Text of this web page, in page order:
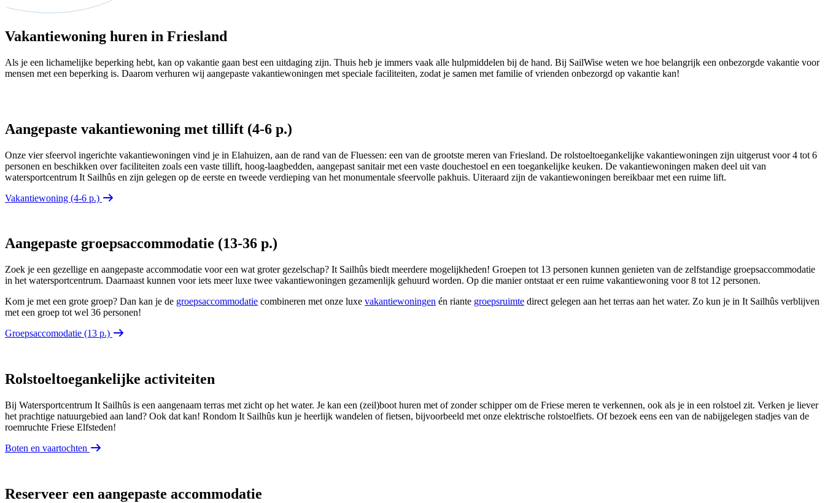
Vakantiewoning huren in Friesland
Als je een lichamelijke beperking hebt, kan op vakantie gaan best een uitdaging zijn. Thuis heb je immers vaak alle hulpmiddelen bij de hand. Bij SailWise weten we hoe belangrijk een onbezorgde vakantie voor
mensen met een beperking is. Daarom verhuren wij aangepaste vakantiewoningen met speciale faciliteiten, zodat je samen met familie of vrienden onbezorgd op vakantie kan!
Aangepaste vakantiewoning met tillift (4-6 p.)
Onze vier sfeervol ingerichte vakantiewoningen vind je in Elahuizen, aan de rand van de Fluessen: een van de grootste meren van Friesland. De rolstoeltoegankelijke vakantiewoningen zijn uitgerust voor 4 tot 6
personen en beschikken over faciliteiten zoals een vaste tillift, hoog-laagbedden, aangepast sanitair met een vaste douchestoel en een toegankelijke keuken. De vakantiewoningen maken deel uit van
watersportcentrum It Sailhûs en zijn gelegen op de eerste en tweede verdieping van het monumentale sfeervolle pakhuis. Uiteraard zijn de vakantiewoningen bereikbaar met een ruime lift.
Vakantiewoning (4-6 p.)
Aangepaste groepsaccommodatie (13-36 p.)
Zoek je een gezellige en aangepaste accommodatie voor een wat groter gezelschap? It Sailhûs biedt meerdere mogelijkheden! Groepen tot 13 personen kunnen genieten van de zelfstandige groepsaccommodatie
in het watersportcentrum. Daarnaast kunnen voor iets meer luxe twee vakantiewoningen gezamenlijk gehuurd worden. Op die manier ontstaat er een ruime vakantiewoning voor 8 tot 12 personen.
Kom je met een grote groep? Dan kan je de groepsaccommodatie combineren met onze luxe vakantiewoningen én riante groepsruimte direct gelegen aan het terras aan het water. Zo kun je in It Sailhûs verblijven
met een groep tot wel 36 personen!
Groepsaccomodatie (13 p.)
Rolstoeltoegankelijke activiteiten
Bij Watersportcentrum It Sailhûs is een aangenaam terras met zicht op het water. Je kan een (zeil)boot huren met of zonder schipper om de Friese meren te verkennen, ook als je in een rolstoel zit. Verken je liever
het prachtige natuurgebied aan land? Ook dat kan! Rondom It Sailhûs kun je heerlijk wandelen of fietsen, bijvoorbeeld met onze elektrische rolstoelfiets. Of bezoek eens een van de nabijgelegen stadjes van de
roemruchte Friese Elfsteden!
Boten en vaartochten
Reserveer een aangepaste accommodatie